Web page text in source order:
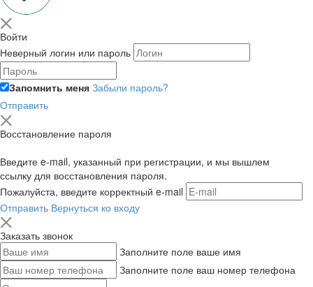
Войти
Неверный логин или пароль
Запомнить меня Забыли пароль?
Отправить
Восстановление пароля
Введите e-mail, указанный при регистрации, и мы вышлем
ссылку для восстановления пароля.
Пожалуйста, введите корректный e-mail
Отправить Вернуться ко входу
Заказать звонок
Заполните поле ваше имя
Заполните поле ваш номер телефона